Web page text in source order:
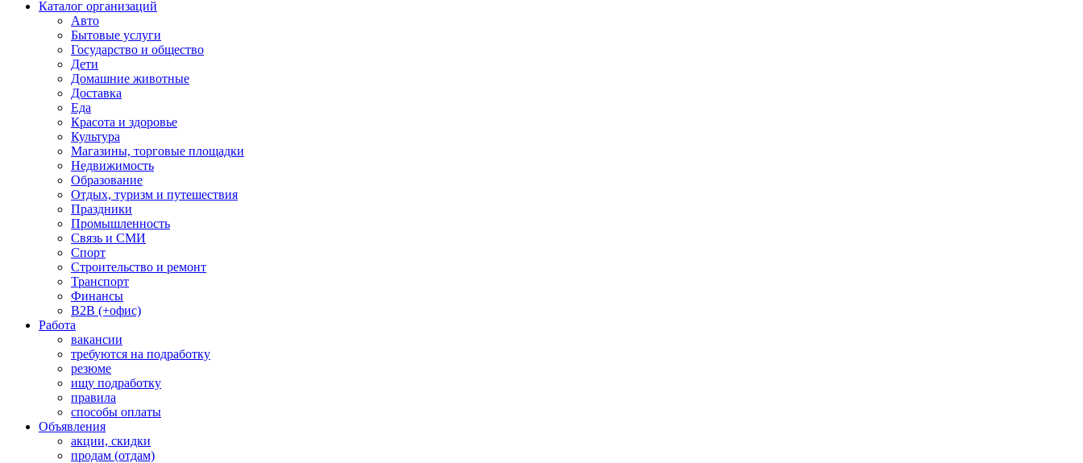
Каталог организаций
Авто
Бытовые услуги
Государство и общество
Дети
Домашние животные
Доставка
Еда
Красота и здоровье
Культура
Магазины, торговые площадки
Недвижимость
Образование
Отдых, туризм и путешествия
Праздники
Промышленность
Связь и СМИ
Спорт
Строительство и ремонт
Транспорт
Финансы
B2B (+офис)
Работа
вакансии
требуются на подработку
резюме
ищу подработку
правила
способы оплаты
Объявления
акции, скидки
продам (отдам)